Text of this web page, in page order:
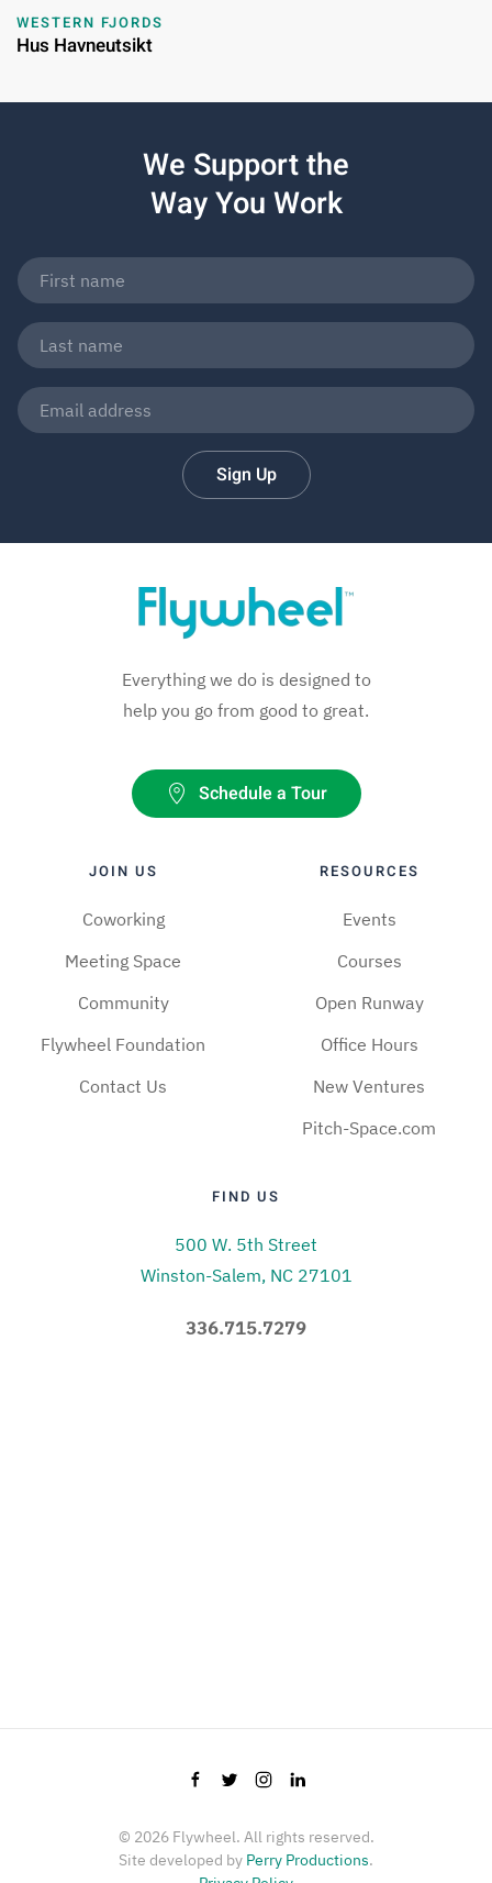
WESTERN FJORDS
Hus Havneutsikt
We Support the
Way You Work
Sign Up
Everything we do is designed to
help you go from good to great.
Schedule a Tour
JOIN US
Coworking
Meeting Space
Community
Flywheel Foundation
Contact Us
RESOURCES
Events
Courses
Open Runway
Office Hours
New Ventures
Pitch-Space.com
FIND US
500 W. 5th Street
Winston-Salem, NC 27101
336.715.7279
© 2026Flywheel. All rights reserved.
Site developed by Perry Productions.